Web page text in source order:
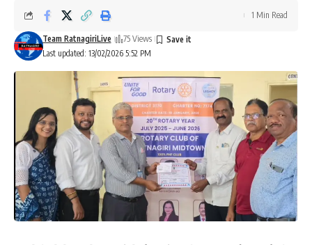
Last updated: 13/02/2026 5:52 PM
Team RatnagiriLive 75 Views
1 Min Read